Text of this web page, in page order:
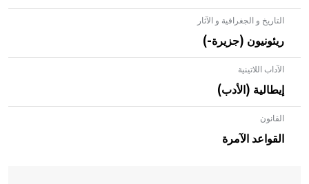
التاريخ و الجغرافية و الآثار
ريئونيون (جزيرة-)
الآداب اللاتينية
إيطالية (الأدب)
القانون
القواعد الآمرة
- هل تعلم أن الأبلق نوع من الفنون الهندسية التي ارتبطت
بالعمارة الإسلامية في بلاد الشام ومصر خاصة، حيث يحرص
المعمار على بناء مداميكه وخاصة في الواجهات